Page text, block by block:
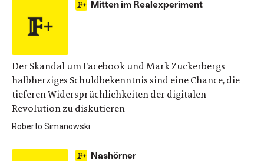
Mitten im Realexperiment
Der Skandal um Facebook und Mark Zuckerbergs
halbherziges Schuldbekenntnis sind eine Chance, die
tieferen Widersprüchlichkeiten der digitalen
Revolution zu diskutieren
Roberto Simanowski
Nashörner